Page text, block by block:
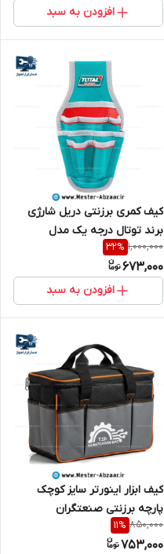
افزودن به سبد
کیف کمری برزنتی دریل شارژی
برند توتال درجه یک مدل
TOTAL THT16P40125
1,000,000
32%
673,000
افزودن به سبد
کیف ابزار اینورتر سایز کوچک
پارچه برزنتی صنعتگران
SANARGARAN BAG
850,000
11%
753,000